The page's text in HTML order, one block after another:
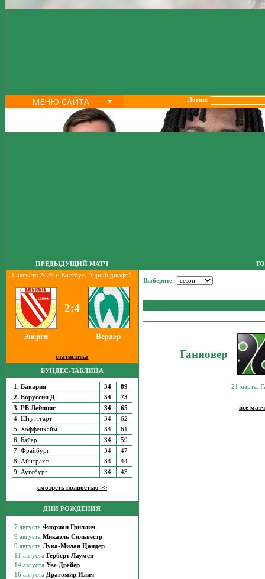
МЕНЮ САЙТА Логин:
ПРЕДЫДУЩИЙ МАТЧ
1 августа 2026 г. Коттбус. "Фройндшафт".
2:4
Энерги Вердер
статистика
БУНДЕС-ТАБЛИЦА
1. Бавария 34
89
2. Боруссия Д
34
73
3. РБ Лейпциг
34
65
4. Штуттгарт
34
62
5. Хоффенхайм
34
61
6. Байер
34
59
7. Фрайбург
34
47
8. Айнтрахт
34
44
9. Аугсбург
34 43
смотреть полностью >>
ДНИ РОЖДЕНИЯ
Выберите
Ганновер
21 марта.
все